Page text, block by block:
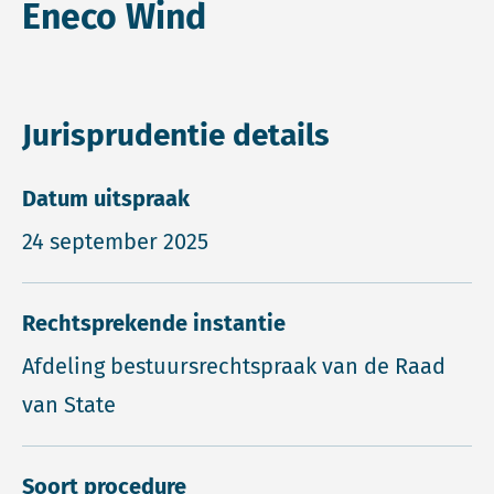
Eneco Wind
Jurisprudentie details
Datum uitspraak
24 september 2025
Rechtsprekende instantie
Afdeling bestuursrechtspraak van de Raad
van State
Soort procedure